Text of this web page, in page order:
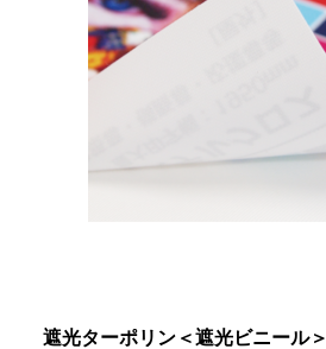
遮光ターポリン＜遮光ビニール＞